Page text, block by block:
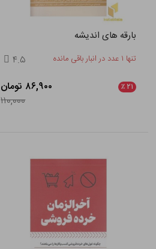
بارقه های اندیشه
تنها ۱ عدد در انبار باقی مانده ۴.۵
۲۱ ٪
۸۶,۹۰۰ تومان
۱۱۰,۰۰۰